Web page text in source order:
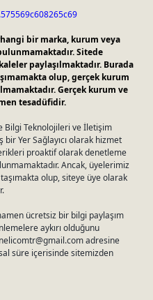
bir marka, kurum veya
Sitede
paylaşılmaktadır. Burada
olup, gerçek kurum
Gerçek kurum ve
tesadüfidir.
Bilgi Teknolojileri ve İletişim
bir Yer Sağlayıcı olarak hizmet
proaktif olarak denetleme
Ancak, üyelerimiz
olup, siteye üye olarak
ücretsiz bir bilgi paylaşım
aykırı olduğunu
adresine
süre içerisinde sitemizden